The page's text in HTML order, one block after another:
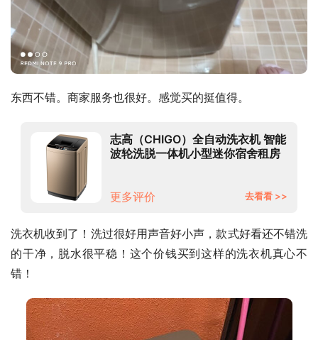
东西不错。商家服务也很好。感觉买的挺值得。
志高（CHIGO）全自动洗衣机 智能
波轮洗脱一体机小型迷你宿舍租房
电机】
更多评价 去看看 >>
洗衣机收到了！洗过很好用声音好小声，款式好看还不错洗
的干净，脱水很平稳！这个价钱买到这样的洗衣机真心不
错！